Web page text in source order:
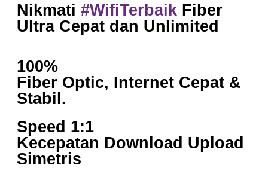
Nikmati #WifiTerbaik Fiber
Ultra Cepat dan Unlimited
100%
Fiber Optic, Internet Cepat &
Stabil.
Speed 1:1
Kecepatan Download Upload
Simetris